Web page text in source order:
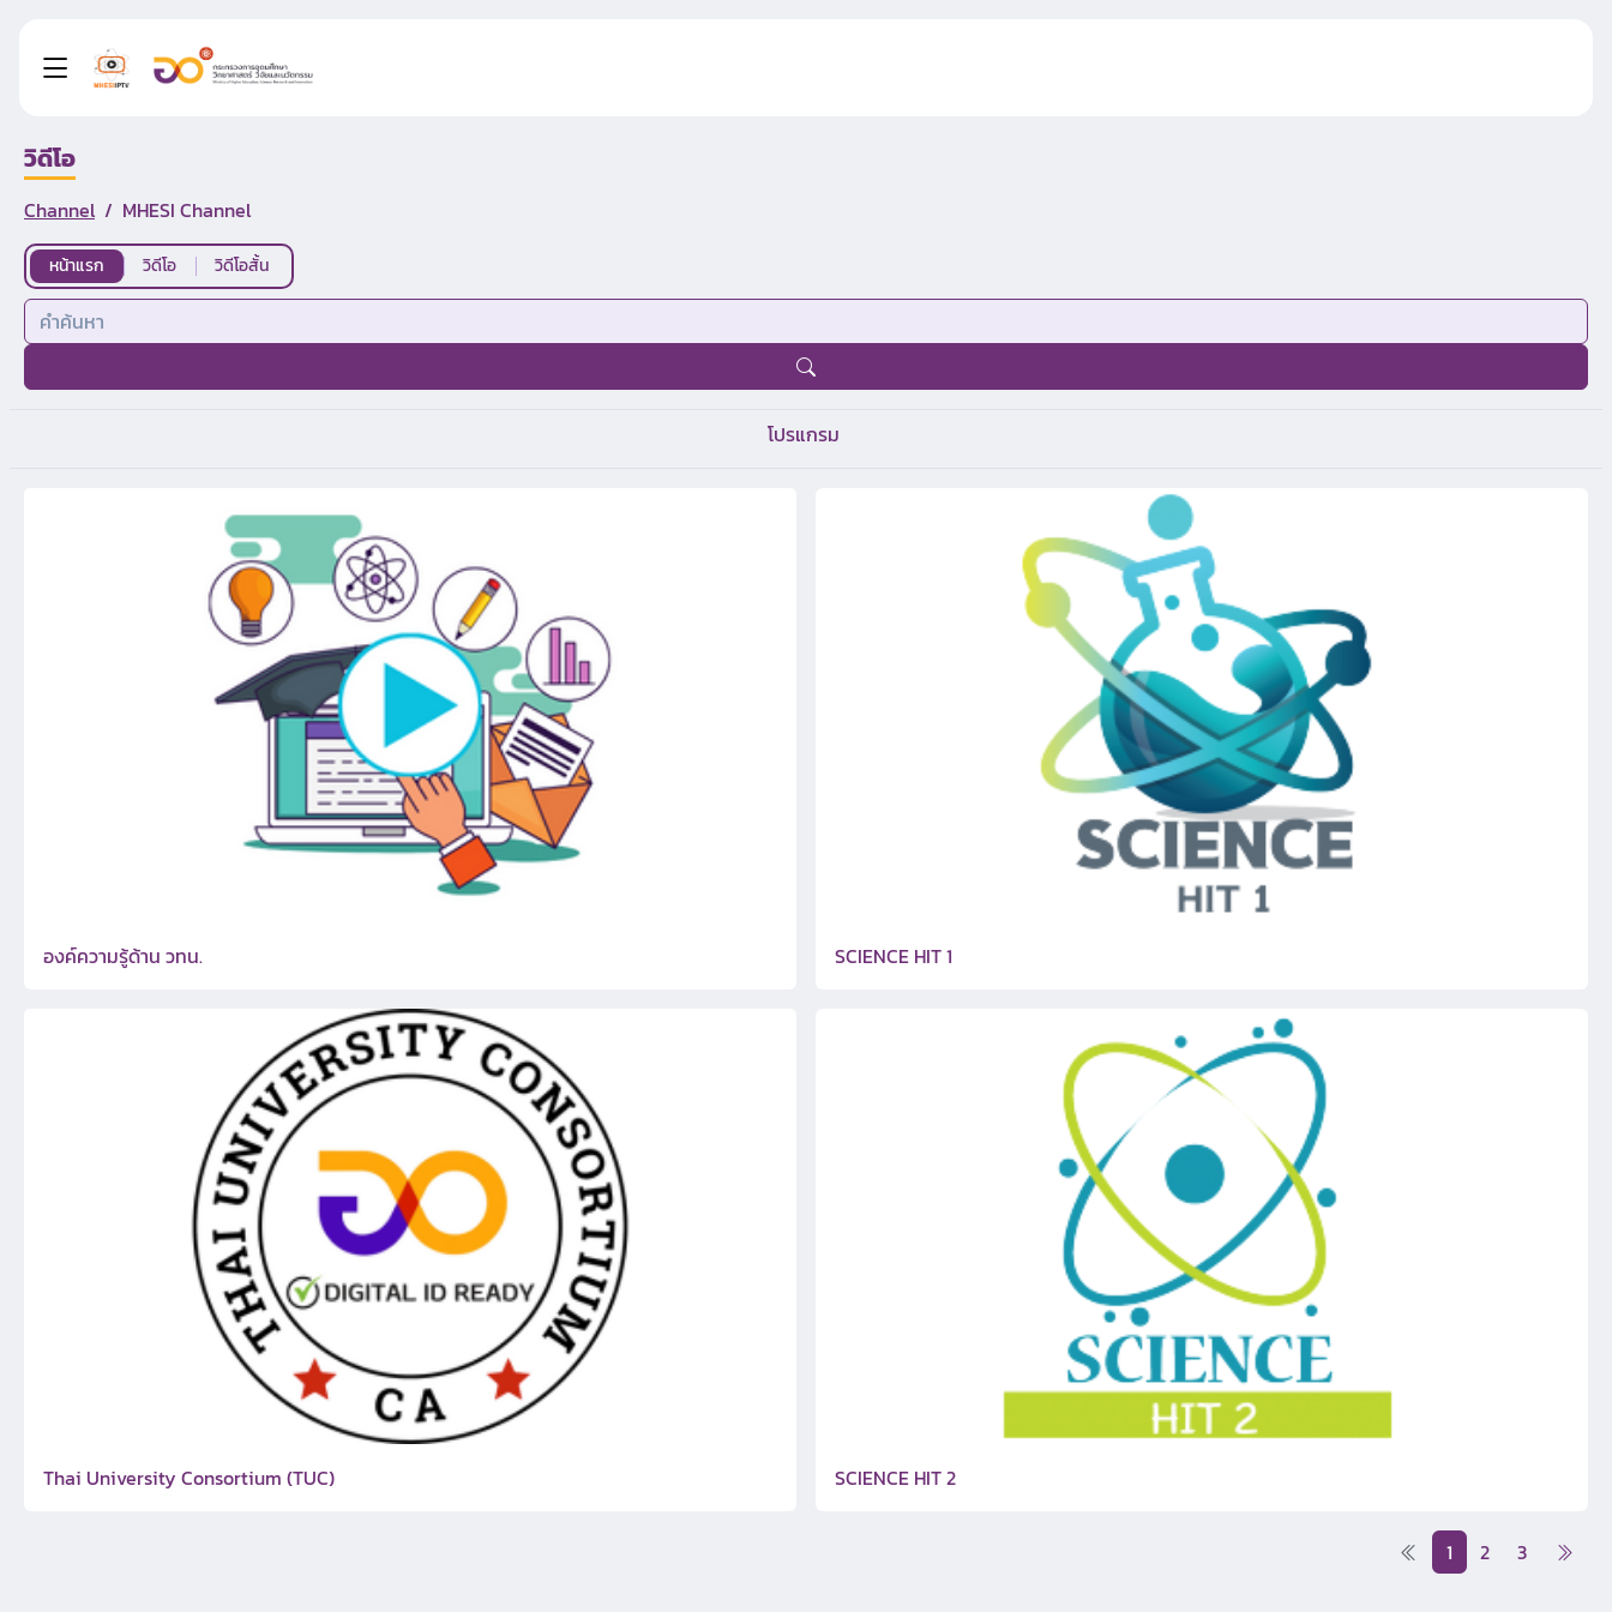
วิดีโอ
Channel MHESI Channel
หน้าแรก วิดีโอ วิดีโอสั้น
โปรแกรม
องค์ความรู้ด้าน วทน. SCIENCE HIT 1
Thai University Consortium (TUC) SCIENCE HIT 2
1 2 3